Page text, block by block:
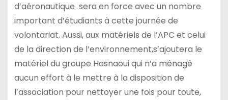
d’aéronautique sera en force avec un nombre
important d’étudiants à cette journée de
volontariat. Aussi, aux matériels de l’APC et celui
de la direction de l’environnement,s’ajoutera le
matériel du groupe Hasnaoui qui n’a ménagé
aucun effort à le mettre à la disposition de
l’association pour nettoyer une fois pour toute,